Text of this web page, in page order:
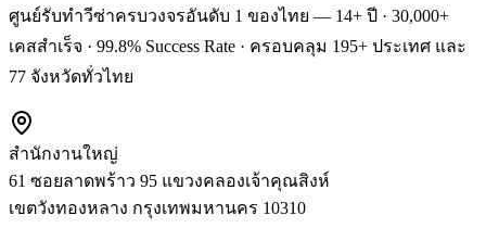
ศูนย์รับทำวีซ่าครบวงจรอันดับ 1 ของไทย — 14+ ปี · 30,000+
เคสสำเร็จ · 99.8% Success Rate · ครอบคลุม 195+ ประเทศ และ
77 จังหวัดทั่วไทย
สำนักงานใหญ่
61 ซอยลาดพร้าว 95 แขวงคลองเจ้าคุณสิงห์
เขตวังทองหลาง กรุงเทพมหานคร 10310